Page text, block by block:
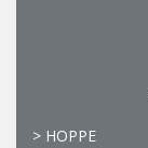
> HOPPE